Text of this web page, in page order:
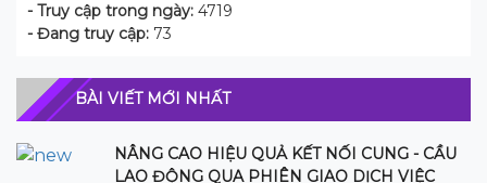
- Truy cập trong ngày: 4719
- Đang truy cập: 73
BÀI VIẾT MỚI NHẤT
NÂNG CAO HIỆU QUẢ KẾT NỐI CUNG - CẦU
LAO ĐỘNG QUA PHIÊN GIAO DỊCH VIỆC